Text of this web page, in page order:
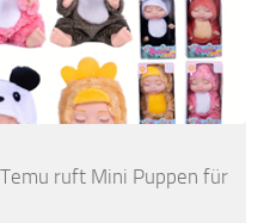
ruft Mini Puppen für